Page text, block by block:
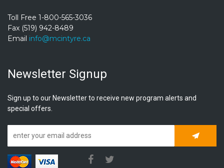
Toll Free 1-800-565-3036
Fax (519) 942-8489
Email info@mcintyre.ca
Newsletter Signup
Sign up to our Newsletter to receive new program alerts and
special offers.